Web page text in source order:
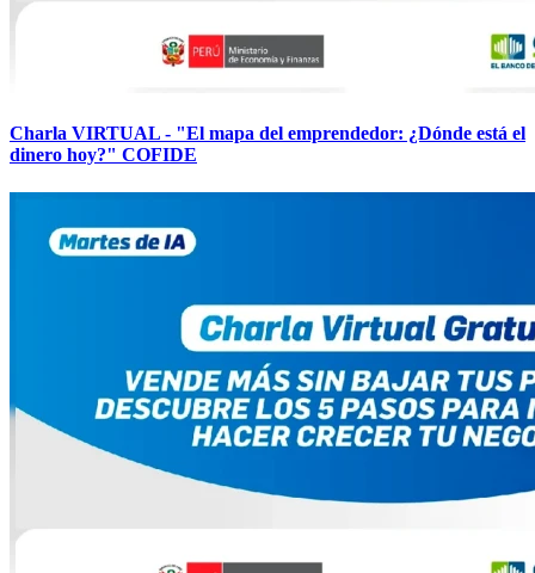
Charla VIRTUAL - "El mapa del emprendedor: ¿Dónde está el
dinero hoy?" COFIDE